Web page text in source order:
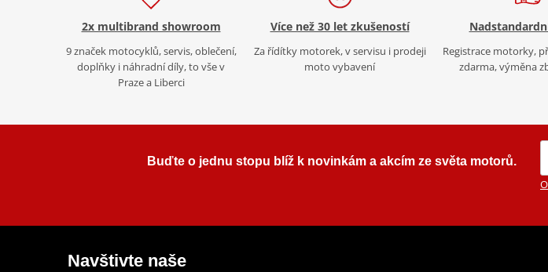
2x multibrand showroom
9 značek motocyklů, servis, oblečení,
doplňky i náhradní díly, to vše v
Praze a Liberci
Více než 30 let zkušeností
Za řídítky motorek, v servisu i prodeji
moto vybavení
Registrace motorky,
zdarma, výměna
Buďte o jednu stopu blíž k novinkám a akcím ze světa motorů.
Navštivte naše